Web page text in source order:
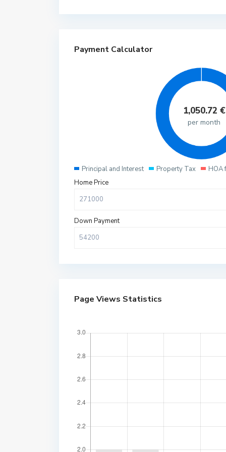
Payment Calculator
1,050.72 €
per month
Principal and Interest Property Tax
HOA
Home Price
Down Payment
Page Views Statistics